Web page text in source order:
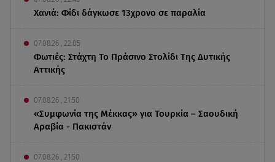
Χανιά: Φίδι δάγκωσε 13χρονο σε παραλία
07.08.26 , 22:05
Φωτιές: Στάχτη Το Πράσινο Στολίδι Της Δυτικής
Αττικής
07.08.26 , 21:50
«Συμφωνία της Μέκκας» για Τουρκία – Σαουδική
Αραβία - Πακιστάν
07.08.26 , 21:50